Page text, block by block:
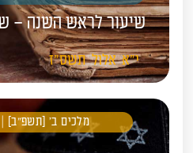
שיעור לראש השנה –
י"א אלול תשס"ז
מלכים ב' [תשפ"ב] |